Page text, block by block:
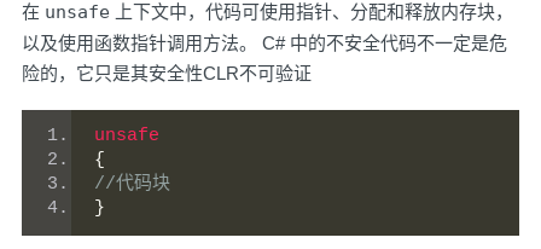
在 unsafe 上下文中，代码可使用指针、分配和释放内存块，
以及使用函数指针调用方法。 C# 中的不安全代码不一定是危
险的，它只是其安全性CLR不可验证
unsafe
{
//代码块
}